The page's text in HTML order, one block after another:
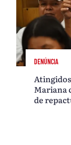
DENÚNCIA
Mariana
de